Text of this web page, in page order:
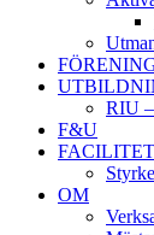
RIU –
F&U
OM